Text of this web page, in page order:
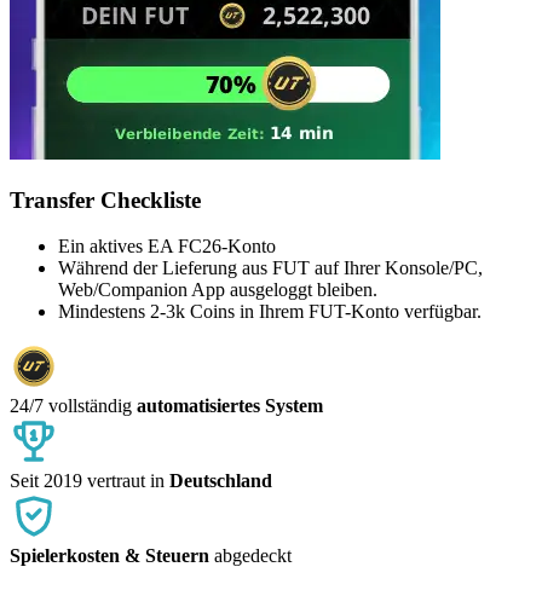
Transfer Checkliste
Ein aktives EA FC26-Konto
Während der Lieferung aus FUT auf Ihrer Konsole/PC,
Web/Companion App ausgeloggt bleiben.
Mindestens 2-3k Coins in Ihrem FUT-Konto verfügbar.
24/7 vollständig automatisiertes System
Seit 2019 vertraut in Deutschland
Spielerkosten & Steuern abgedeckt